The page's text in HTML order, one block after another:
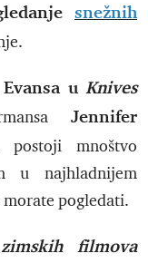
snežnih
u Knives
Jennifer
postoji mnoštvo
u najhladnijem
pogledati.
filmova